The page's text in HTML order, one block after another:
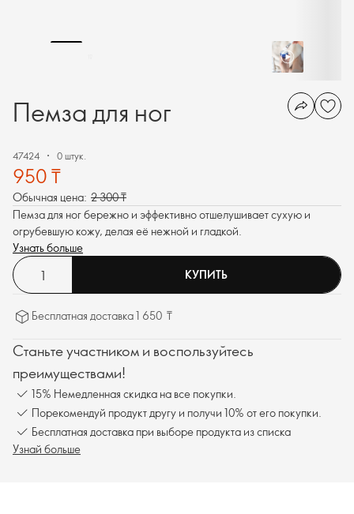
Пемза для ног
47424 0 штук.
950 ₸
Обычная цена: 2 300 ₸
Пемза для ног бережно и эффективно отшелушивает сухую и
огрубевшую кожу, делая её нежной и гладкой.
Узнать больше
КУПИТЬ
Бесплатная доставка 1 650 ₸
Станьте участником и воспользуйтесь
преимуществами!
15% Немедленная скидка на все покупки.
Порекомендуй продукт другу и получи 10% от его покупки.
Бесплатная доставка при выборе продукта из списка
Узнай больше